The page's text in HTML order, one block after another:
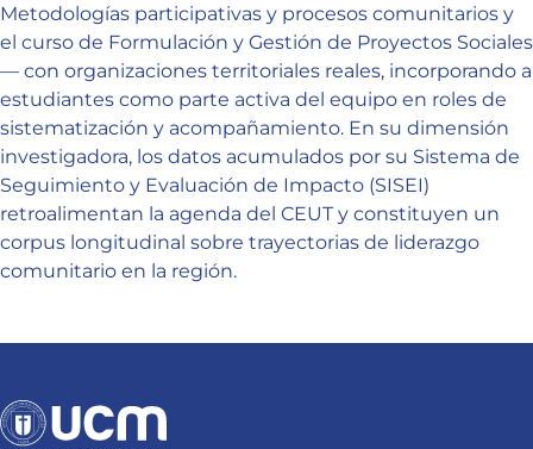
Metodologías participativas y procesos comunitarios y
el curso de Formulación y Gestión de Proyectos Sociales
— con organizaciones territoriales reales, incorporando a
estudiantes como parte activa del equipo en roles de
sistematización y acompañamiento. En su dimensión
investigadora, los datos acumulados por su Sistema de
Seguimiento y Evaluación de Impacto (SISEI)
retroalimentan la agenda del CEUT y constituyen un
corpus longitudinal sobre trayectorias de liderazgo
comunitario en la región.